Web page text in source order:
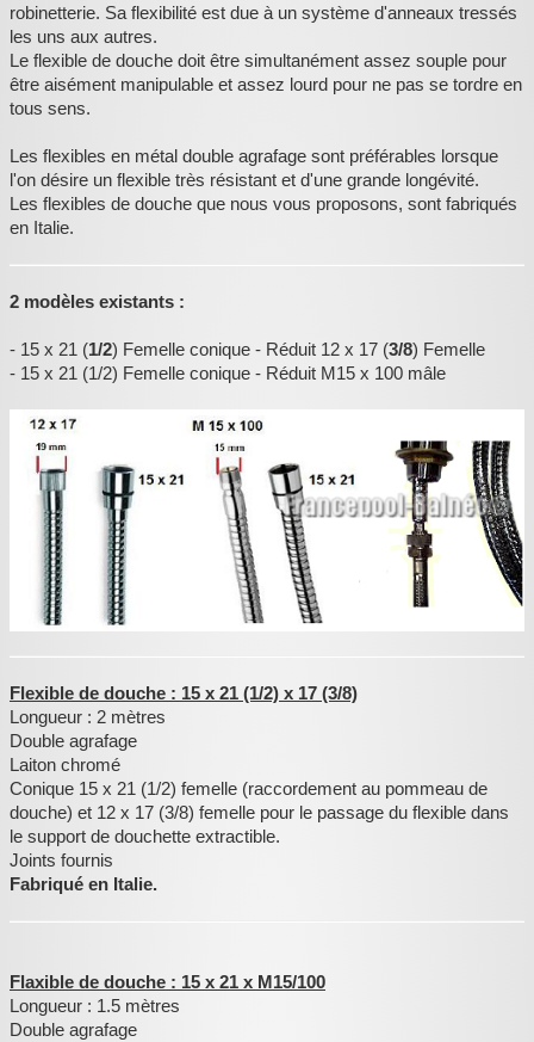
Prestations Atelier
Les bonnes affaires
Composants électroniques
F.A.Q (Foire aux questions)
Contact
,
.
:
robinetterie. Sa flexibilité est due à un système d'anneaux tressés
les uns aux autres.
Le flexible de douche doit être simultanément assez souple pour
être aisément manipulable et assez lourd pour ne pas se tordre en
tous sens.
Les flexibles en métal double agrafage sont préférables lorsque
l'on désire un flexible très résistant et d'une grande longévité.
Les flexibles de douche que nous vous proposons, sont fabriqués
en Italie.
2 modèles existants :
- 15 x 21 (1/2) Femelle conique - Réduit 12 x 17 (3/8) Femelle
- 15 x 21 (1/2) Femelle conique - Réduit M15 x 100 mâle
Flexible de douche : 15 x 21 (1/2) x 17 (3/8)
Longueur : 2 mètres
Double agrafage
Laiton chromé
Conique 15 x 21 (1/2) femelle (raccordement au pommeau de
douche) et 12 x 17 (3/8) femelle pour le passage du flexible dans
le support de douchette extractible.
Joints fournis
Fabriqué en Italie.
Flaxible de douche : 15 x 21 x M15/100
Longueur : 1.5 mètres
Double agrafage